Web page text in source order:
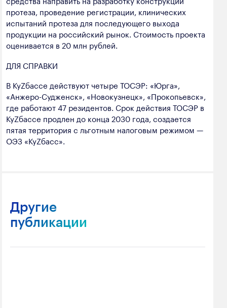
протеза, проведение регистрации, клинических
испытаний протеза для последующего выхода
продукции на российский рынок. Стоимость проекта
оценивается в 20 млн рублей.
ДЛЯ СПРАВКИ
В КуZбассе действуют четыре ТОСЭР: «Юрга»,
«Анжеро-Судженск», «Новокузнецк», «Прокопьевск»,
где работают 47 резидентов. Срок действия ТОСЭР в
КуZбассе продлен до конца 2030 года, создается
пятая территория с льготным налоговым режимом —
ОЭЗ «КуZбасс».
Другие
публикации